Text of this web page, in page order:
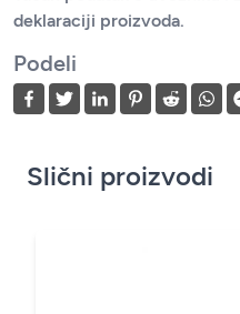
deklaraciji proizvoda.
Podeli
Slični proizvodi